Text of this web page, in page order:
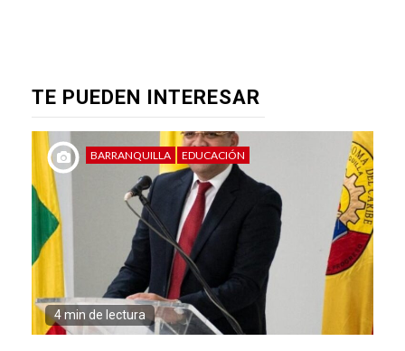
TE PUEDEN INTERESAR
BARRANQUILLA EDUCACIÓN
4 min de lectura